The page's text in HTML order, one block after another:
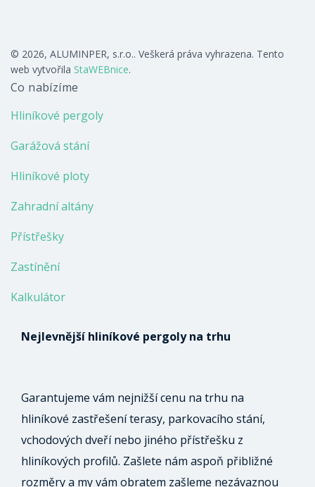
© 2026, ALUMINPER, s.r.o.. Veškerá práva vyhrazena. Tento
web vytvořila StaWEBnice.
Co nabízíme
Hliníkové pergoly
Garážová stání
Hliníkové ploty
Zahradní altány
Přístřešky
Zastínění
Kalkulátor
Nejlevnější hliníkové pergoly na trhu
Garantujeme vám nejnižší cenu na trhu na
hliníkové zastřešení terasy, parkovacího stání,
vchodových dveří nebo jiného přístřešku z
hliníkových profilů. Zašlete nám aspoň přibližné
rozměry a my vám obratem zašleme nezávaznou